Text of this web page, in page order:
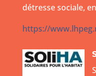
détresse sociale,
https://